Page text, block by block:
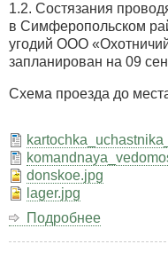
1.2. Состязания
в Симферопольском
угодий ООО
запланирован на 09
Схема проезда до
donskoe.jpg
lager.jpg
Подробнее